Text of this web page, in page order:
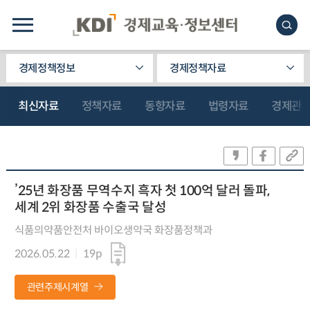
경제정책정보 경제정책자료
최신자료 정책자료 동향자료 법령자료 경제관
’25년 화장품 무역수지 흑자 첫 100억 달러 돌파,
세계 2위 화장품 수출국 달성
식품의약품안전처 바이오생약국 화장품정책과
2026.05.22
19p
관련주제시계열